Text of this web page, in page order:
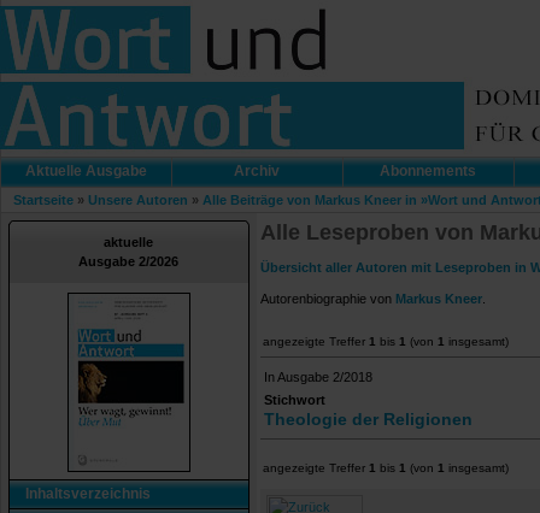
Aktuelle Ausgabe Archiv Abonnements
Startseite » Unsere Autoren » Alle Beiträge von Markus Kneer in »Wort und
aktuelle
Ausgabe 2/2026
Inhaltsverzeichnis
Alle Leseproben von
Übersicht aller Autoren mit Leseproben in
Autorenbiographie von Markus Kneer
angezeigte Treffer 1 bis 1 (von 1 insgesamt)
In Ausgabe 2/2018
Stichwort
Theologie der Religionen
angezeigte Treffer 1 bis 1 (von 1 insgesamt)